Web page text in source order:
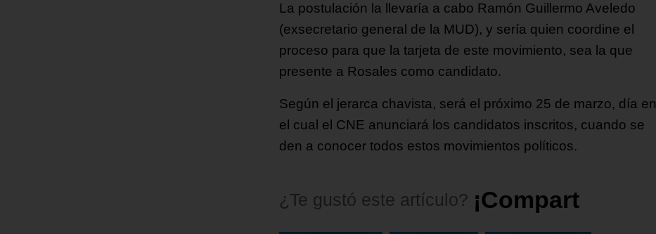
La postulación la llevaría a cabo Ramón Guillermo Aveledo
(exsecretario general de la MUD), y sería quien coordine el
proceso para que la tarjeta de este movimiento, sea la que
presente a Rosales como candidato.
Según el jerarca chavista, será el próximo 25 de marzo, día en
el cual el CNE anunciará los candidatos inscritos, cuando se
den a conocer todos estos movimientos políticos.
¿Te gustó este artículo? ¡Compart